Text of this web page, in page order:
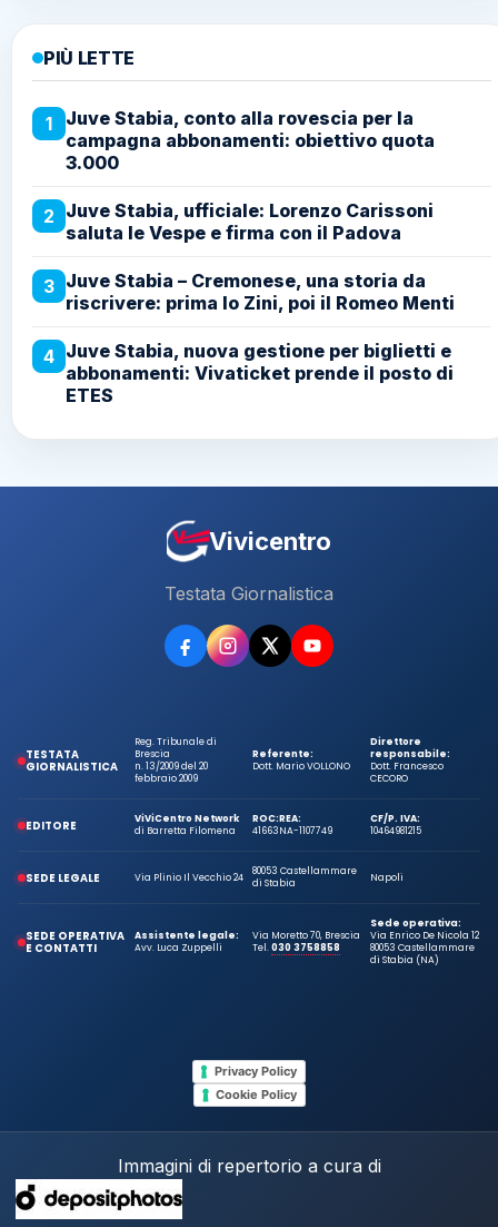
PIÙ LETTE
1
Juve Stabia, conto alla rovescia per la
campagna abbonamenti: obiettivo quota
3.000
2 Juve Stabia, ufficiale: Lorenzo Carissoni
saluta le Vespe e firma con il Padova
3 Juve Stabia – Cremonese, una storia da
riscrivere: prima lo Zini, poi il Romeo Menti
4 Juve Stabia, nuova gestione per biglietti e
abbonamenti: Vivaticket prende il posto di
ETES
Vivicentro
Testata Giornalistica
TESTATA
GIORNALISTICA
Reg. Tribunale di
Brescia
n. 13/2009 del 20
febbraio 2009
Referente:
Dott. Mario VOLLONO
Direttore
responsabile:
Dott. Francesco
CECORO
EDITORE
ViViCentro Network
di Barretta Filomena
ROC:
41663
REA:
NA-1107749
CF/P. IVA:
10464981215
SEDE LEGALE Via Plinio Il Vecchio 24
80053 Castellammare
di Stabia
Napoli
SEDE OPERATIVA
E CONTATTI
Assistente legale:
Avv. Luca Zuppelli
Via Moretto 70, Brescia
Tel.030 3758858
Sede operativa:
Via Enrico De Nicola 12
80053 Castellammare
di Stabia (NA)
Privacy Policy
Cookie Policy
Immagini di repertorio a cura di